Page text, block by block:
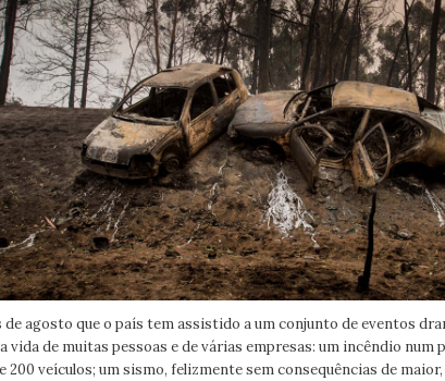
de agosto que o país tem assistido a um conjunto de eventos
vida de muitas pessoas e de várias empresas: um incêndio num
200 veículos; um sismo, felizmente sem consequências de